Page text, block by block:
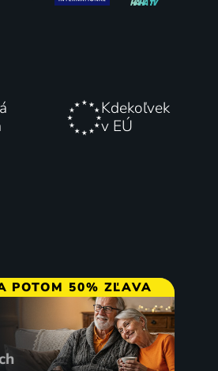
Kardashian
Kdekoľvek
v EÚ
POTOM 50% ZĽAVA